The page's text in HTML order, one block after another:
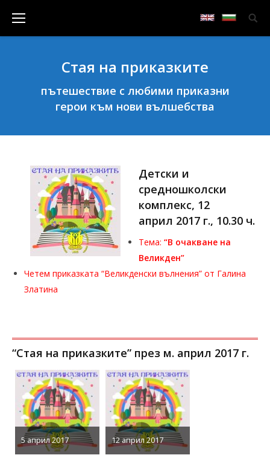
Стая на приказките
пътешествие с любими приказни
герои към нови вълшебства
Детски и
средношколски
комплекс, 12
април 2017 г., 10.30 ч.
Тема: “В очакване на
Великден”
Четем приказката “Великденски вълнения” от Галина
Златина
“Стая на приказките” през м. април 2017 г.
5 април 2017 12 април 2017